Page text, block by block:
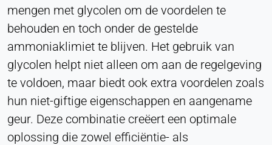
mengen met glycolen om de voordelen te
behouden en toch onder de gestelde
ammoniaklimiet te blijven. Het gebruik van
glycolen helpt niet alleen om aan de regelgeving
te voldoen, maar biedt ook extra voordelen zoals
hun niet-giftige eigenschappen en aangename
geur. Deze combinatie creëert een optimale
oplossing die zowel efficiëntie- als